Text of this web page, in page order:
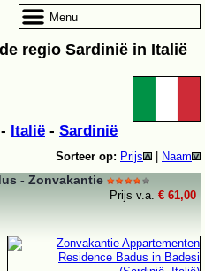
regio Sardinië in Italië
- Italië - Sardinië
Sorteer op: Prijs Naam
- Zonvakantie
Prijs v.a. € 61,00
Menu